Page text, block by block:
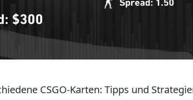
CSGO-Karten: Tipps und